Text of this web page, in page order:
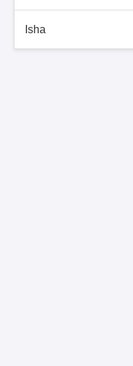
Isha